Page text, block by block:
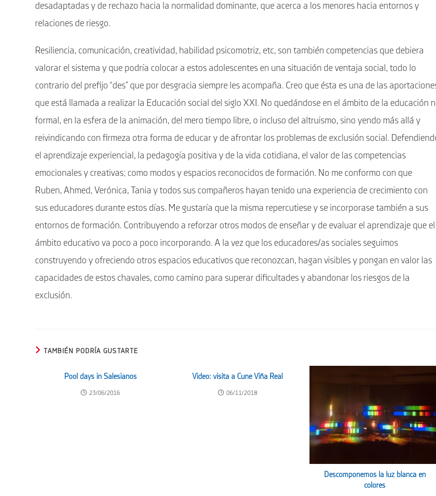
desadaptadas y de rechazo hacia la normalidad dominante, que acerca a los menores hacia entornos y
relaciones de riesgo.
Resiliencia, comunicación, creatividad, habilidad psicomotriz, etc, son también competencias que debiera
valorar el sistema y que podría colocar a estos adolescentes en una situación de ventaja social, todo lo
contrario del prefijo “des” que por desgracia siempre les acompaña. Creo que ésta es una de las
que está llamada a realizar la Educación social del siglo XXI. No quedándose en el ámbito de la educación
formal, en la esfera de la animación, del mero tiempo libre, o incluso del altruismo, sino yendo más allá y
reivindicando con firmeza otra forma de educar y de afrontar los problemas de exclusión social.
el aprendizaje experiencial, la pedagogía positiva y de la vida cotidiana, el valor de las competencias
emocionales y creativas; como modos y espacios reconocidos de formación. No me conformo con que
Ruben, Ahmed, Verónica, Tania y todos sus compañeros hayan tenido una experiencia de crecimiento con
sus educadores durante estos días. Me gustaría que la misma repercutiese y se incorporase también a sus
entornos de formación. Contribuyendo a reforzar otros modos de enseñar y de evaluar el aprendizaje que el
ámbito educativo va poco a poco incorporando. A la vez que los educadores/as sociales seguimos
construyendo y ofreciendo otros espacios educativos que reconozcan, hagan visibles y pongan en valor las
capacidades de estos chavales, como camino para superar dificultades y abandonar los riesgos de la
exclusión.
TAMBIÉN PODRÍA GUSTARTE
Pool days in Salesianos
23/06/2016
Video: visita a Cune Viña Real
06/11/2018
Descomponemos la luz blanca en
colores